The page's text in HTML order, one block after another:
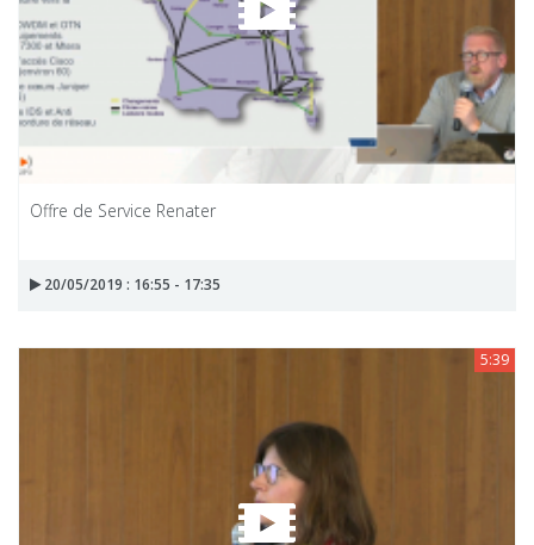
Offre de Service Renater
20/05/2019 : 16:55 - 17:35
5:39